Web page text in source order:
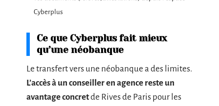
Cyberplus
Ce que Cyberplus fait mieux
qu’une néobanque
Le transfert vers une néobanque a des limites.
L’accès à un conseiller en agence reste un
avantage concretde Rives de Paris pour les